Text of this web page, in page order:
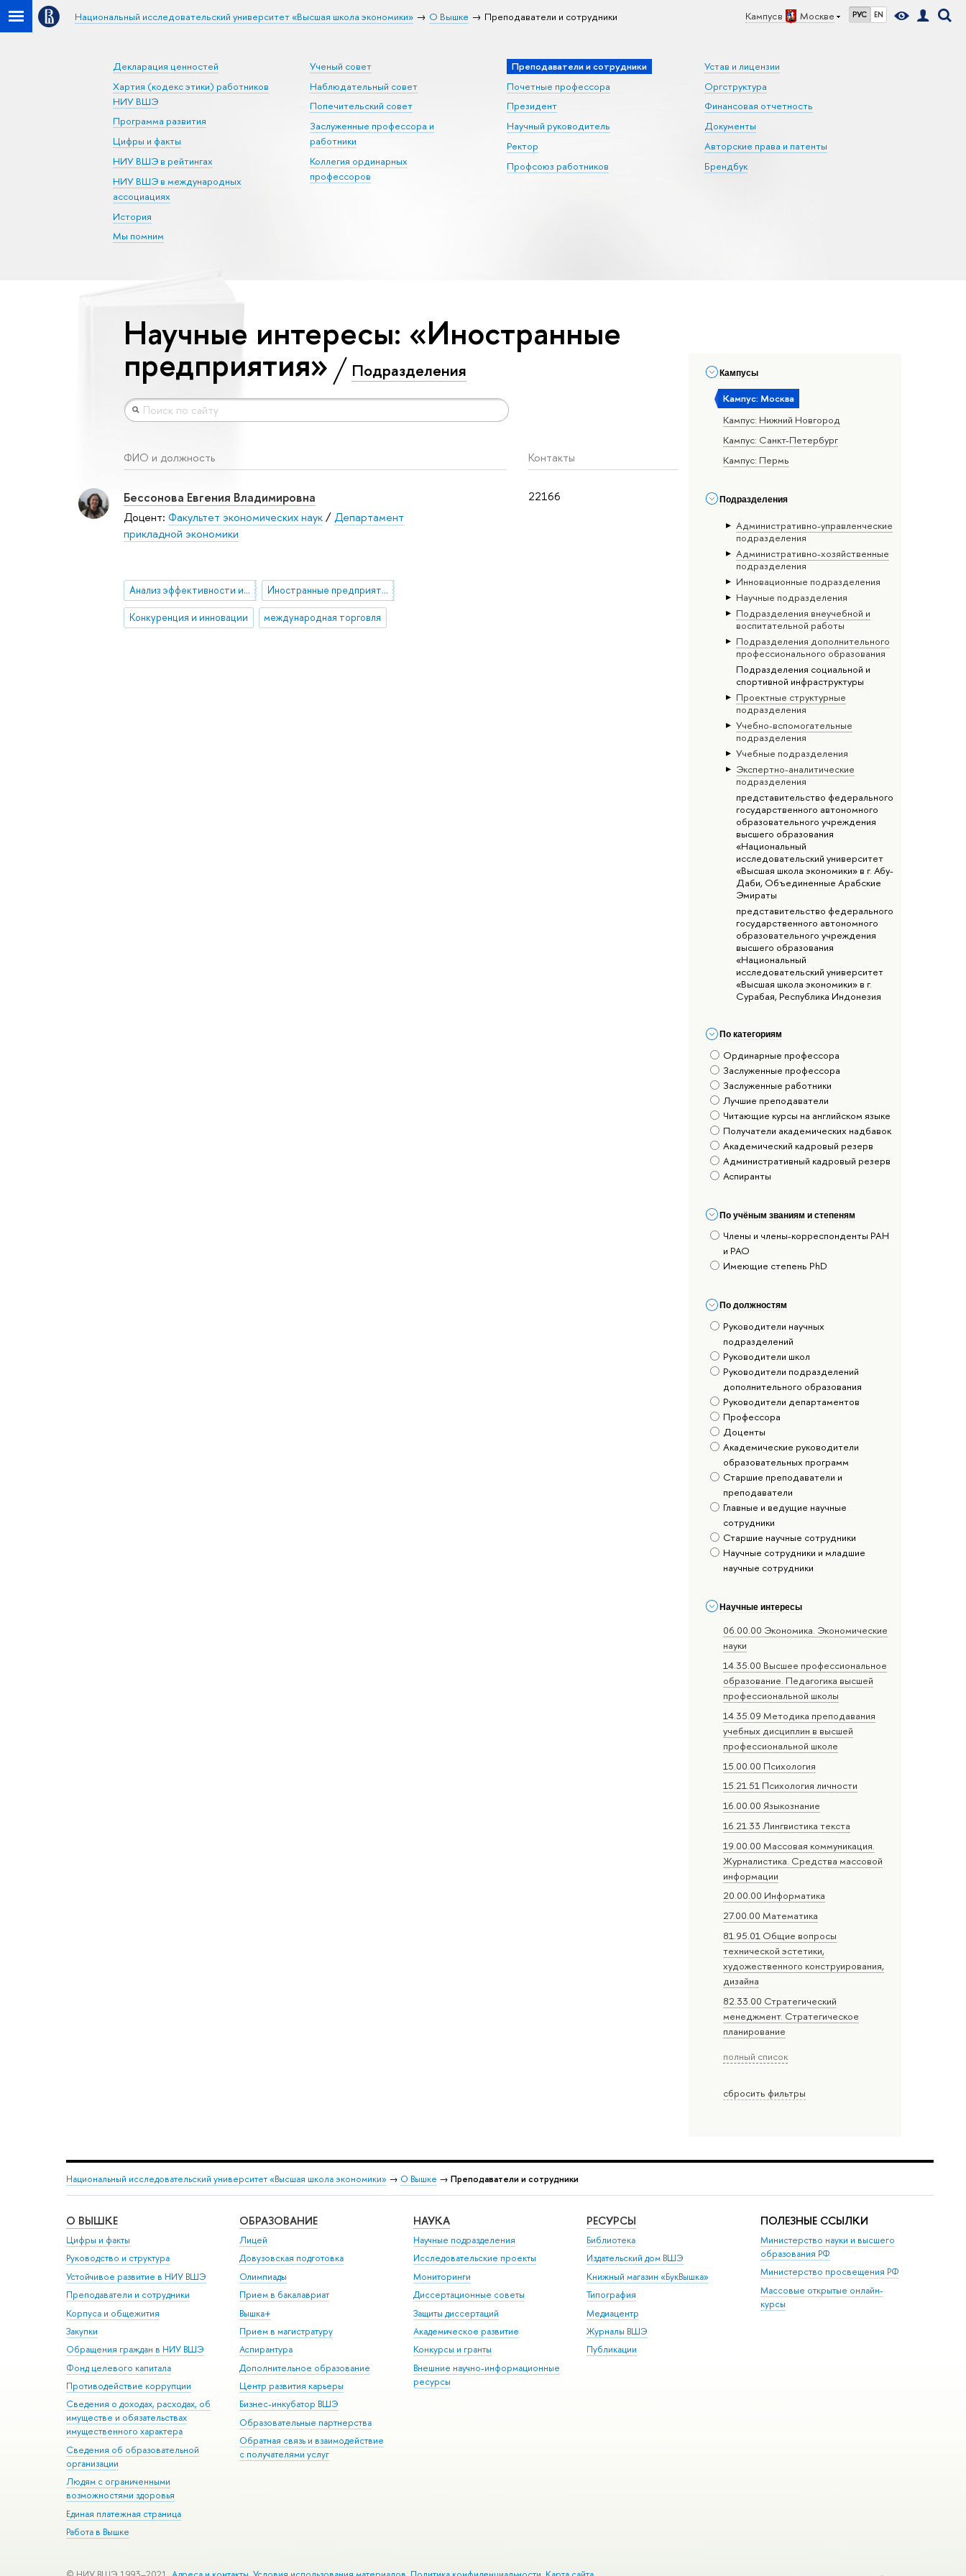
Кампус в Москве РУС EN
Национальный исследовательский университет «Высшая школа экономики» О Вышке Преподаватели и сотрудники
Декларация ценностей
Хартия (кодекс этики) работников
НИУ ВШЭ
Программа развития
Цифры и факты
НИУ ВШЭ в рейтингах
НИУ ВШЭ в международных
ассоциациях
История
Мы помним
Ученый совет
Наблюдательный совет
Попечительский совет
Заслуженные профессора и
работники
Коллегия ординарных
профессоров
Преподаватели и сотрудники
Почетные профессора
Президент
Научный руководитель
Ректор
Профсоюз работников
Устав и лицензии
Оргструктура
Финансовая отчетность
Документы
Авторские права и патенты
Брендбук
Кампусы
Кампус: Москва
Кампус: Нижний Новгород
Кампус: Санкт-Петербург
Кампус: Пермь
Подразделения
Административно-управленческие
подразделения
Административно-хозяйственные
подразделения
Инновационные подразделения
Научные подразделения
Подразделения внеучебной и
воспитательной работы
Подразделения дополнительного
профессионального образования
Подразделения социальной и
спортивной инфраструктуры
Проектные структурные
подразделения
Учебно-вспомогательные
подразделения
Учебные подразделения
Экспертно-аналитические
подразделения
представительство федерального
государственного автономного
образовательного учреждения
высшего образования
«Национальный
исследовательский университет
«Высшая школа экономики» в г. Абу-
Даби, Объединенные Арабские
Эмираты
представительство федерального
государственного автономного
образовательного учреждения
высшего образования
«Национальный
исследовательский университет
«Высшая школа экономики» в г.
Сурабая, Республика Индонезия
По категориям
Ординарные профессора
Заслуженные профессора
Заслуженные работники
Лучшие преподаватели
Читающие курсы на английском языке
Получатели академических надбавок
Академический кадровый резерв
Административный кадровый резерв
Аспиранты
По учёным званиям и степеням
Члены и члены-корреспонденты РАН
и РАО
Имеющие степень PhD
По должностям
Руководители научных
подразделений
Руководители школ
Руководители подразделений
дополнительного образования
Руководители департаментов
Профессора
Доценты
Академические руководители
образовательных программ
Старшие преподаватели и
преподаватели
Главные и ведущие научные
сотрудники
Старшие научные сотрудники
Научные сотрудники и младшие
научные сотрудники
Научные интересы
06.00.00 Экономика. Экономические
науки
14.35.00 Высшее профессиональное
образование. Педагогика высшей
профессиональной школы
14.35.09 Методика преподавания
учебных дисциплин в высшей
профессиональной школе
15.00.00 Психология
15.21.51 Психология личности
16.00.00 Языкознание
16.21.33 Лингвистика текста
19.00.00 Массовая коммуникация.
Журналистика. Средства массовой
информации
20.00.00 Информатика
27.00.00 Математика
81.95.01 Общие вопросы
технической эстетики,
художественного конструирования,
дизайна
82.33.00 Стратегический
менеджмент. Стратегическое
планирование
полный список
сбросить фильтры
Научные интересы: «Иностранные
предприятия» Подразделения
ФИО и должность Контакты
22166
Бессонова Евгения Владимировна
Доцент: Факультет экономических наук/Департамент
прикладной экономики
Анализ эффективности и производительности предприятий Иностранные предприятия
Конкуренция и инновации международная торговля
Национальный исследовательский университет «Высшая школа экономики» → О Вышке → Преподаватели и сотрудники
О ВЫШКЕ
Цифры и факты
Руководство и структура
Устойчивое развитие в НИУ ВШЭ
Преподаватели и сотрудники
Корпуса и общежития
Закупки
Обращения граждан в НИУ ВШЭ
Фонд целевого капитала
Противодействие коррупции
Сведения о доходах, расходах, об
имуществе и обязательствах
имущественного характера
Сведения об образовательной
организации
Людям с ограниченными
возможностями здоровья
Единая платежная страница
Работа в Вышке
ОБРАЗОВАНИЕ
Лицей
Довузовская подготовка
Олимпиады
Прием в бакалавриат
Вышка+
Прием в магистратуру
Аспирантура
Дополнительное образование
Центр развития карьеры
Бизнес-инкубатор ВШЭ
Образовательные партнерства
Обратная связь и взаимодействие
с получателями услуг
НАУКА
Научные подразделения
Исследовательские проекты
Мониторинги
Диссертационные советы
Защиты диссертаций
Академическое развитие
Конкурсы и гранты
Внешние научно-информационные
ресурсы
РЕСУРСЫ
Библиотека
Издательский дом ВШЭ
Книжный магазин «БукВышка»
Типография
Медиацентр
Журналы ВШЭ
Публикации
ПОЛЕЗНЫЕ ССЫЛКИ
Министерство науки и высшего
образования РФ
Министерство просвещения РФ
Массовые открытые онлайн-
курсы